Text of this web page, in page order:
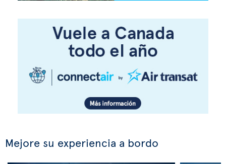
Mejore su experiencia a bordo